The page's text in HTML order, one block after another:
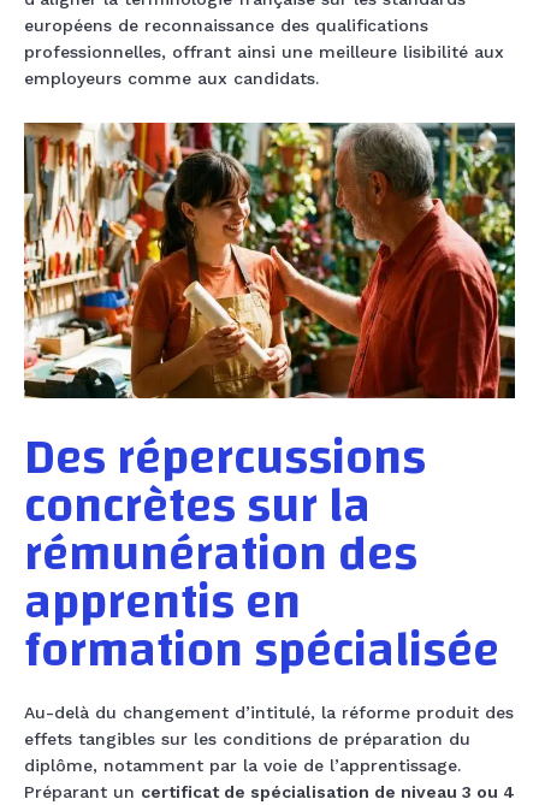
européens de reconnaissance des qualifications
professionnelles, offrant ainsi une meilleure lisibilité aux
employeurs comme aux candidats.
Des répercussions
concrètes sur la
rémunération des
apprentis en
formation spécialisée
Au-delà du changement d’intitulé, la réforme produit des
effets tangibles sur les conditions de préparation du
diplôme, notamment par la voie de l’apprentissage.
Préparant un certificat de spécialisation de niveau 3 ou 4